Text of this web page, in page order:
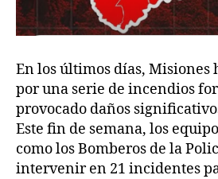
En los últimos días, Misiones
por una serie de incendios
provocado daños
Este fin de semana, los
como los Bomberos de la
intervenir en 21 incidentes